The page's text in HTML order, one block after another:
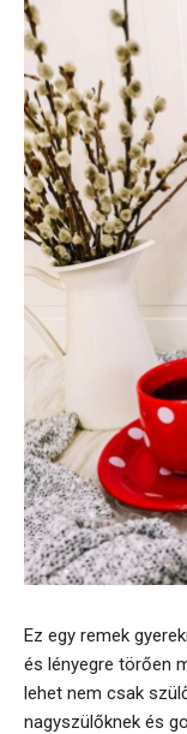
Ez egy remek
és lényegre törően
lehet nem csak
nagyszülőknek és